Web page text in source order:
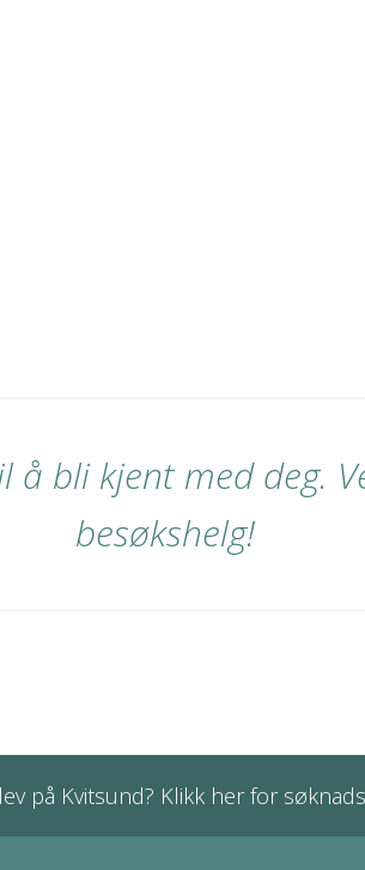
å bli kjent med deg.
besøkshelg!
på Kvitsund? Klikk her for